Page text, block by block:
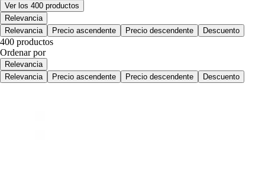
Ver los 400 productos
Relevancia
Relevancia
Precio ascendente Precio descendente Descuento
400 productos
Ordenar por
Relevancia
Relevancia
Precio ascendente Precio descendente Descuento